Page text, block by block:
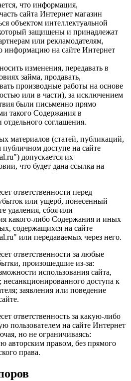
что информация,
сайта Интернет магазин
объектом интеллектуальной
защищены и принадлежат
или рекламодателям,
информацию на сайте Интернет
изменения, передавать в
займа, продавать,
производные работы на основе
или в части), за исключением
были письменно прямо
такого Содержания в
отдельного соглашения.
материалов (статей, публикаций,
доступе на сайте
допускается их
что будет дана ссылка на
ответственности перед
или ущерб, понесенный
удаления, сбоя или
какого-либо Содержания и иных
содержащихся на сайте
или передаваемых через него.
ответственности за любые
произошедшие из-за:
использования сайта,
несанкционированного доступа к
заявления или поведение
ответственность за какую-либо
пользователем на сайте Интернет
но не ограничиваясь:
правом, без прямого
права.